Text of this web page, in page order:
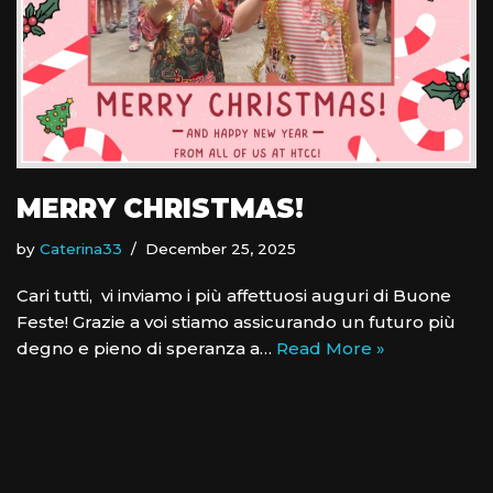
MERRY CHRISTMAS!
by Caterina33 December 25, 2025
Cari tutti, vi inviamo i più affettuosi auguri di Buone
Feste! Grazie a voi stiamo assicurando un futuro più
degno e pieno di speranza a… Read More »